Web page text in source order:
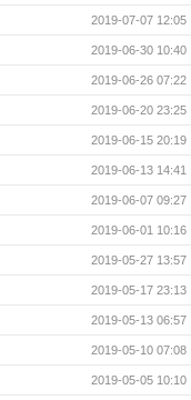
2019-07-07 12:05
2019-06-30 10:40
2019-06-26 07:22
2019-06-20 23:25
2019-06-15 20:19
2019-06-13 14:41
2019-06-07 09:27
2019-06-01 10:16
2019-05-27 13:57
2019-05-17 23:13
2019-05-13 06:57
2019-05-10 07:08
2019-05-05 10:10